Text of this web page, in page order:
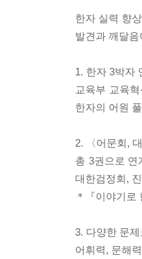
한자 실력 향
발견과 깨달
1. 한자 3박자
교육부 교육
한자의 어원
2. 〈어문회,
총 3권으로
대한검정회,
＊『이야기로
3. 다양한 문
어휘력, 문해